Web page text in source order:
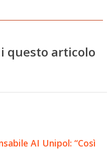
questo articolo
AI Unipol: “Così